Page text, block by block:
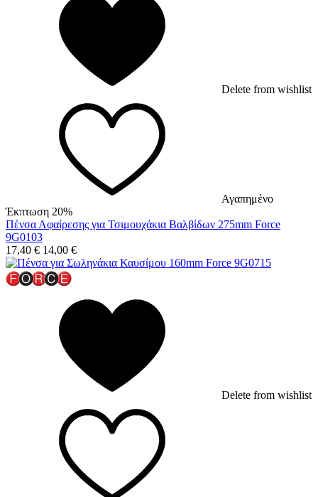
Delete from wishlist
Αγαπημένο
Έκπτωση 20%
Πένσα Αφαίρεσης για Τσιμουχάκια Βαλβίδων 275mm Force
9G0103
17,40 € 14,00 €
Delete from wishlist